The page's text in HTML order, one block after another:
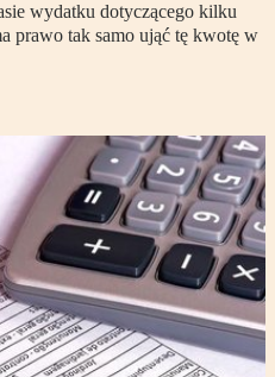
wydatku dotyczącego kilku
prawo tak samo ująć tę kwotę w